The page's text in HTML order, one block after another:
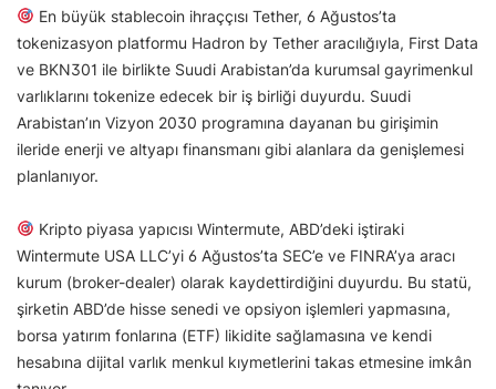
En büyük stablecoin ihraççısı Tether, 6 Ağustos’ta
tokenizasyon platformu Hadron by Tether aracılığıyla, First Data
ve BKN301 ile birlikte Suudi Arabistan’da kurumsal gayrimenkul
varlıklarını tokenize edecek bir iş birliği duyurdu. Suudi
Arabistan’ın Vizyon 2030 programına dayanan bu girişimin
ileride enerji ve altyapı finansmanı gibi alanlara da genişlemesi
planlanıyor.
Kripto piyasa yapıcısı Wintermute, ABD’deki iştiraki
Wintermute USA LLC’yi 6 Ağustos’ta SEC’e ve FINRA’ya aracı
kurum (broker-dealer) olarak kaydettirdiğini duyurdu. Bu statü,
şirketin ABD’de hisse senedi ve opsiyon işlemleri yapmasına,
borsa yatırım fonlarına (ETF) likidite sağlamasına ve kendi
hesabına dijital varlık menkul kıymetlerini takas etmesine imkân